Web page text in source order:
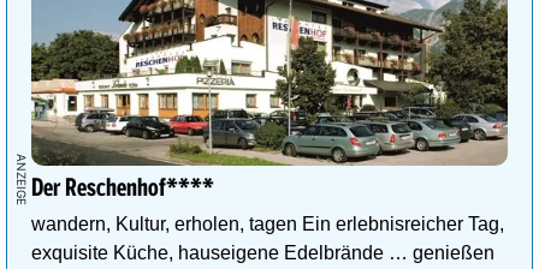
Der Reschenhof****
wandern, Kultur, erholen, tagen Ein erlebnisreicher Tag,
exquisite Küche, hauseigene Edelbrände … genießen